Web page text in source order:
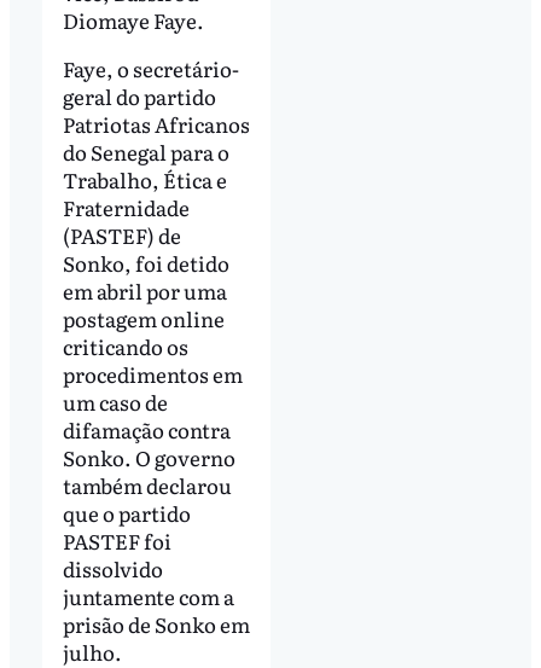
Diomaye Faye.
Faye, o secretário-
geral do partido
Patriotas Africanos
do Senegal para o
Trabalho, Ética e
Fraternidade
(PASTEF) de
Sonko, foi detido
em abril por uma
postagem online
criticando os
procedimentos em
um caso de
difamação contra
Sonko. O governo
também declarou
que o partido
PASTEF foi
dissolvido
juntamente com a
prisão de Sonko em
julho.